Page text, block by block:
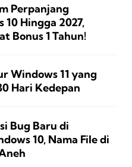
Perpanjang
Hingga 2027,
Bonus 1 Tahun!
Windows 11 yang
Hari Kedepan
Bug Baru di
10, Nama File di